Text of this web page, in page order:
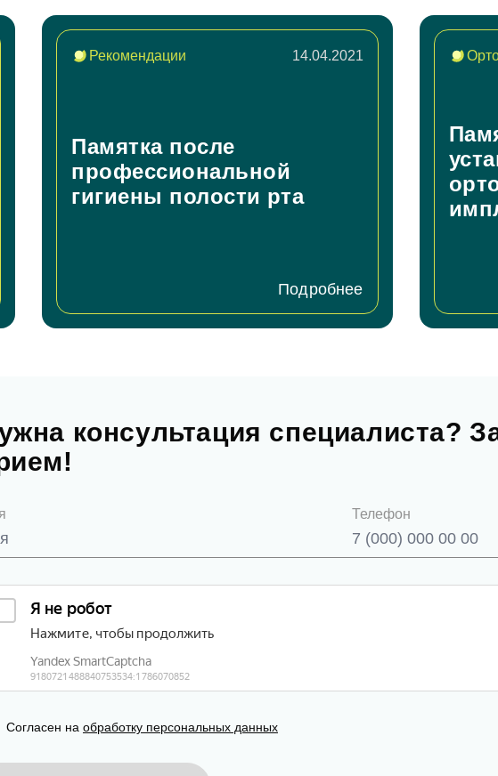
Рекомендации 14.04.2021
Памятка после
профессиональной
гигиены полости рта
Подробнее
консультация специалиста?
Телефон
Согласен на обработку персональных данных
на обработку персональных данных
Заявка отправлена!